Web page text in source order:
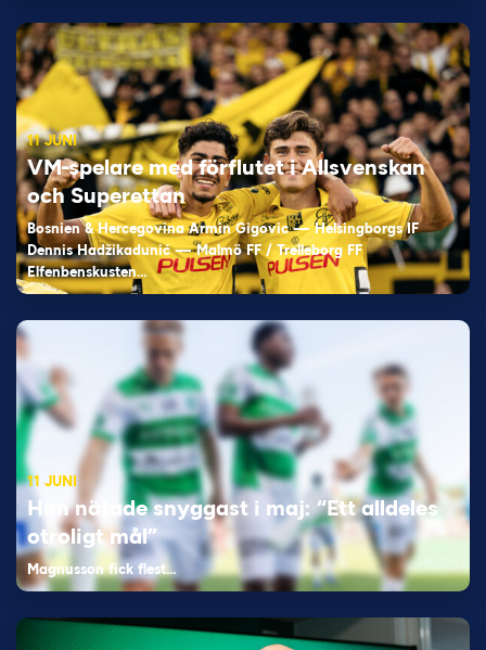
11 JUNI
VM-spelare med förflutet i Allsvenskan
och Superettan
Bosnien & Hercegovina Armin Gigovic — Helsingborgs IF
Dennis Hadžikadunić — Malmö FF / Trelleborg FF
Elfenbenskusten…
11 JUNI
Han nätade snyggast i maj: “Ett alldeles
otroligt mål”
Magnusson fick flest…